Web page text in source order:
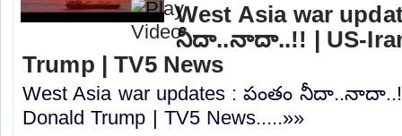
West Asia war
నీదా..నాదా..!! | US-
Trump | TV5 News
West Asia war updates : పంతం
Donald Trump | TV5 News.....»»